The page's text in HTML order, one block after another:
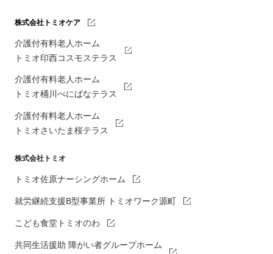
株式会社トミオケア
介護付有料老人ホーム
トミオ印西コスモステラス
介護付有料老人ホーム
トミオ桶川べにばなテラス
介護付有料老人ホーム
トミオさいたま桜テラス
株式会社トミオ
トミオ佐原ナーシングホーム
就労継続支援B型事業所 トミオワーク源町
こども食堂トミオのわ
共同生活援助 障がい者グループホーム